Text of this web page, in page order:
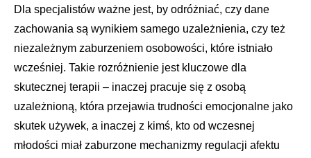
Dla specjalistów ważne jest, by odróżniać, czy dane
zachowania są wynikiem samego uzależnienia, czy też
niezależnym zaburzeniem osobowości, które istniało
wcześniej. Takie rozróżnienie jest kluczowe dla
skutecznej terapii – inaczej pracuje się z osobą
uzależnioną, która przejawia trudności emocjonalne jako
skutek używek, a inaczej z kimś, kto od wczesnej
młodości miał zaburzone mechanizmy regulacji afektu